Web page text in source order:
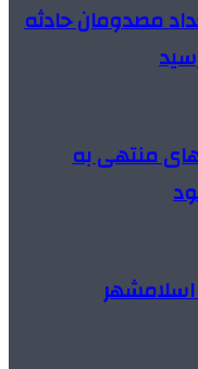
مصدومان حادثه
منتهی به